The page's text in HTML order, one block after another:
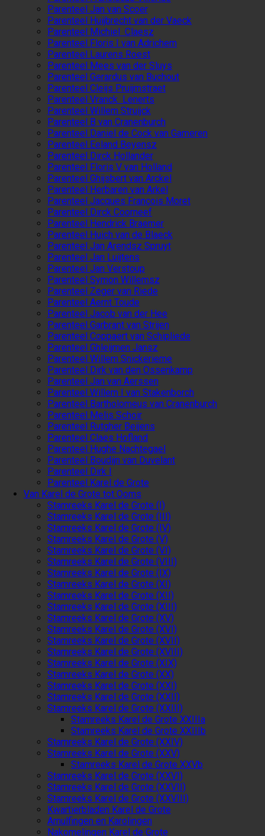
Parenteel Jan van Scoer
Parenteel Huijbrecht van der Vaeck
Parenteel Michiel Claesz
Parenteel Floris I van Adrichem
Parenteel Laurens Roest
Parenteel Mees van der Sluys
Parenteel Gerardus van Buchout
Parenteel Cleijs Pruijmstraet
Parenteel Vranck Lenerts
Parenteel Willem Struijck
Parenteel B van Cranenburch
Parenteel Daniel de Cock van Gameren
Parenteel Eeland Beyensz
Parenteel Dirck Hollander
Parenteel Floris V van Holland
Parenteel Ghijsbert van Arckel
Parenteel Herbaren van Arkel
Parenteel Jacques François Moret
Parenteel Dirck Coorneef
Parenteel Hendrick Braemer
Parenteel Huich van de Blaeck
Parenteel Jan Arendsz Spruyt
Parenteel Jan Luijtens
Parenteel Jan Verstoup
Parenteel Symon Willemsz
Parenteel Zeger van Riede
Parenteel Aernt Toude
Parenteel Jacob van der Hee
Parenteel Garbrant van Strijen
Parenteel Coppaert van Schipliede
Parenteel Ghleijmen Jansz
Parenteel Willem Snickerieme
Parenteel Dirk van den Ossenkamp
Parenteel Jan van Aerssen
Parenteel Willem I van Stakenborch
Parenteel Bartholomeus van Cranenburch
Parenteel Melis Schoir
Parenteel Rutgher Beijens
Parenteel Claes Hofland
Parenteel Hughe Nachtegael
Parenteel Boudijn van Duvelant
Parenteel Dirk I
Parenteel Karel de Grote
Van Karel de Grote tot Ooms
Stamreeks Karel de Grote (I)
Stamreeks Karel de Grote (III)
Stamreeks Karel de Grote (IV)
Stamreeks Karel de Grote (V)
Stamreeks Karel de Grote (VI)
Stamreeks Karel de Grote (VIII)
Stamreeks Karel de Grote (IX)
Stamreeks Karel de Grote (XI)
Stamreeks Karel de Grote (XII)
Stamreeks Karel de Grote (XIII)
Stamreeks Karel de Grote (XV)
Stamreeks Karel de Grote (XVI)
Stamreeks Karel de Grote (XVII)
Stamreeks Karel de Grote (XVIII)
Stamreeks Karel de Grote (XIX)
Stamreeks Karel de Grote (XX)
Stamreeks Karel de Grote (XXI)
Stamreeks Karel de Grote (XXII)
Stamreeks Karel de Grote (XXIII)
Stamreeks Karel de Grote XXIIIa
Stamreeks Karel de Grote XXIIIb
Stamreeks Karel de Grote (XXIV)
Stamreeks Karel de Grote (XXV)
Stamreeks Karel de Grote XXVb
Stamreeks Karel de Grote (XXVI)
Stamreeks Karel de Grote (XXVII)
Stamreeks Karel de Grote (XXVIII)
Kwartierbladen Karel de Grote
Arnulfingen en Karolingen
Nakomelingen Karel de Grote